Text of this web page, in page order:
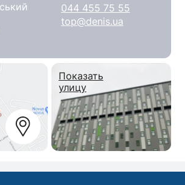
044 455 75 55
top@denis.ua
Показать
улицу